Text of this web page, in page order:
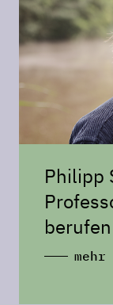
Philipp
berufen
mehr